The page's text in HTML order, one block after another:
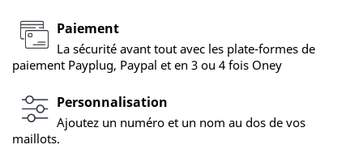
Paiement
La sécurité avant tout avec les plate-formes de
paiement Payplug, Paypal et en 3 ou 4 fois Oney
Personnalisation
Ajoutez un numéro et un nom au dos de vos
maillots.